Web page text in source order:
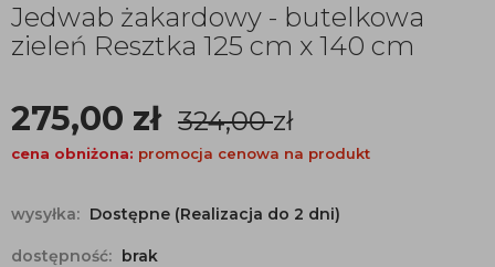
Jedwab żakardowy - butelkowa
zieleń Resztka 125 cm x 140 cm
275,00 zł 324,00zł
cena obniżona: promocja cenowa na produkt
wysyłka: Dostępne (Realizacja do 2 dni)
dostępność: brak